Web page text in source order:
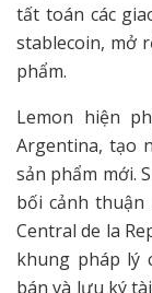
tất toán các
stablecoin, mở
phẩm.
Lemon hiện
Argentina, tạo
sản phẩm mới.
bối cảnh thuận
Central de la
khung pháp lý
bán và lưu ký